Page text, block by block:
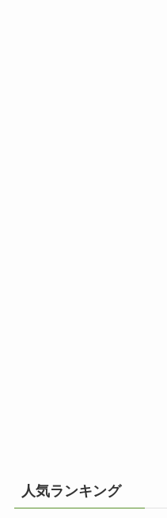
人気ランキング